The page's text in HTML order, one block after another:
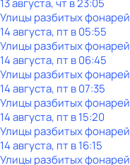
13 августа, чт в 23:05
Улицы разбитых фонарей
14 августа, пт в 05:55
Улицы разбитых фонарей
14 августа, пт в 06:45
Улицы разбитых фонарей
14 августа, пт в 07:35
Улицы разбитых фонарей
14 августа, пт в 15:20
Улицы разбитых фонарей
14 августа, пт в 16:15
Улицы разбитых фонарей